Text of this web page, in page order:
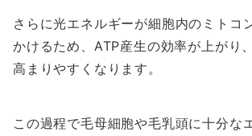
さらに光エネルギーが細胞内のミトコ
かけるため、ATP産生の効率が上がり
高まりやすくなります。
この過程で毛母細胞や毛乳頭に十分な